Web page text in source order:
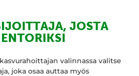
JOSTA
valinnassa valitse
joka osaa auttaa myös